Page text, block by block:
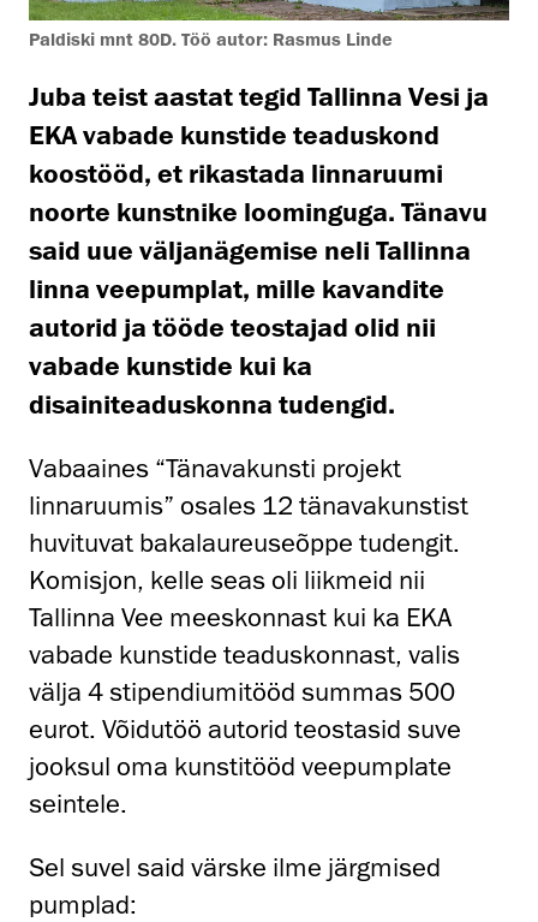
Paldiski mnt 80D. Töö autor: Rasmus Linde
Juba teist aastat tegid Tallinna Vesi ja
EKA vabade kunstide teaduskond
koostööd, et rikastada linnaruumi
noorte kunstnike loominguga. Tänavu
said uue väljanägemise neli Tallinna
linna veepumplat, mille kavandite
autorid ja tööde teostajad olid nii
vabade kunstide kui ka
disainiteaduskonna tudengid.
Vabaaines “Tänavakunsti projekt
linnaruumis” osales 12 tänavakunstist
huvituvat bakalaureuseõppe tudengit.
Komisjon, kelle seas oli liikmeid nii
Tallinna Vee meeskonnast kui ka EKA
vabade kunstide teaduskonnast, valis
välja 4 stipendiumitööd summas 500
eurot. Võidutöö autorid teostasid suve
jooksul oma kunstitööd veepumplate
seintele.
Sel suvel said värske ilme järgmised
pumplad: